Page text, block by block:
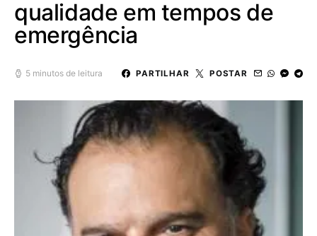
qualidade em tempos de
emergência
5 minutos de leitura PARTILHAR POSTAR